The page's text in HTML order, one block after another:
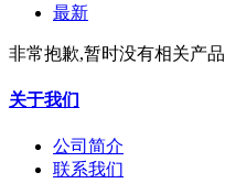
最新
非常抱歉,暂时没有相关产品
关于我们
公司简介
联系我们